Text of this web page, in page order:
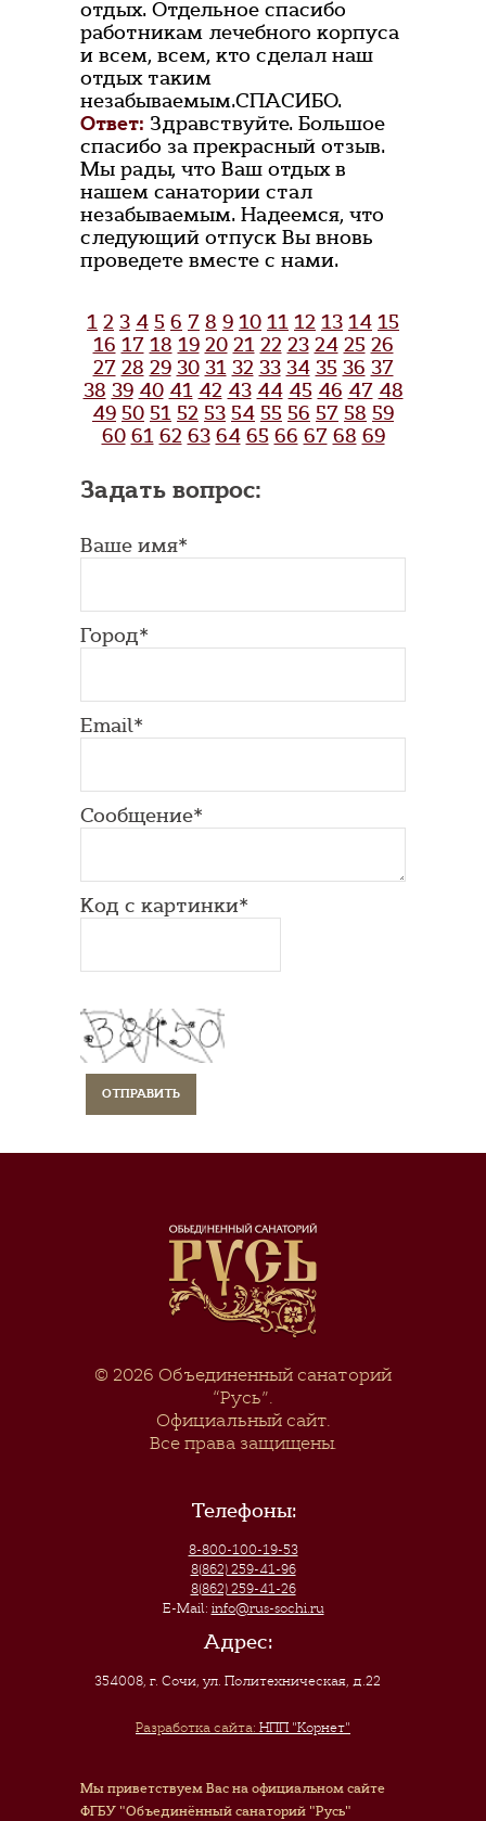
отдых. Отдельное спасибо
работникам лечебного корпуса
и всем, всем, кто сделал наш
отдых таким
незабываемым.СПАСИБО.
Ответ: Здравствуйте. Большое
спасибо за прекрасный отзыв.
Мы рады, что Ваш отдых в
нашем санатории стал
незабываемым. Надеемся, что
следующий отпуск Вы вновь
проведете вместе с нами.
1 2 3 4 5 6 7 8 9 10 11 12 13 14 15
16 17 18 19 20 21 22 23 24 25 26
27 28 29 30 31 32 33 34 35 36 37
38 39 40 41 42 43 44 45 46 47 48
49 50 51 52 53 54 55 56 57 58 59
60 61 62 63 64 65 66 67 68 69
Задать вопрос:
Ваше имя*
Город*
Email*
Сообщение*
Код с картинки*
© 2026 Объединенный санаторий
“Русь”.
Официальный сайт.
Все права защищены.
Телефоны:
8-800-100-19-53
8(862) 259-41-96
8(862) 259-41-26
E-Mail: info@rus-sochi.ru
Адрес:
354008, г. Сочи,ул. Политехническая, д.22
Разработка сайта: НПП "Корнет"
Мы приветствуем Вас на официальном сайте
ФГБУ "Объединённый санаторий "Русь"